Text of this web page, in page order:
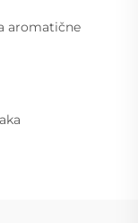
aromatične